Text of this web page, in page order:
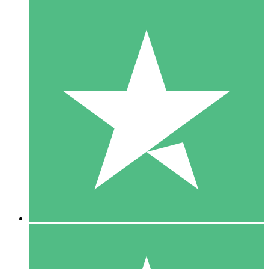
Individuelle Credit-Pakete
Zahlen Sie nach Bedarf mit Download-Credits. Keine
monatliche Verpflichtung erforderlich.
10 00
10 Downloads